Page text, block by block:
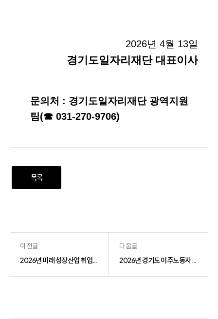
2026년 4월 13일
경기도일자리재단 대표이사
문의처 : 경기도일자리재단 광역지원
팀(☎ 031-270-9706)
목록
이전글
2026년 미래 성장산업 취업전환 사업 「친환경자동차 정비 과정」 교육협력기관 교육생 모집공고
다음글
2026년 경기도 이주노동자 행복일터 선정사업 기업 모집